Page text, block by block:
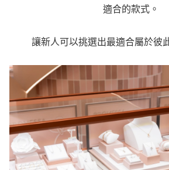
適合的款式。
讓新人可以挑選出最適合屬於彼